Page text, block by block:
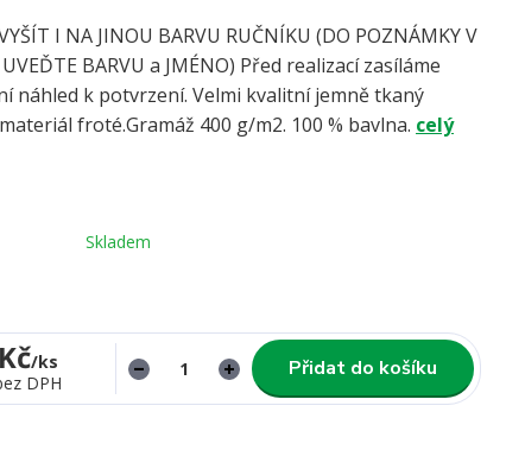
I NA JINOU BARVU RUČNÍKU (DO POZNÁMKY V
UVEĎTE BARVU a JMÉNO) Před realizací zasíláme
náhled k potvrzení. Velmi kvalitní jemně tkaný
froté.Gramáž 400 g/m2. 100 % bavlna. celý
Skladem
/ks
DPH
Přidat do košíku